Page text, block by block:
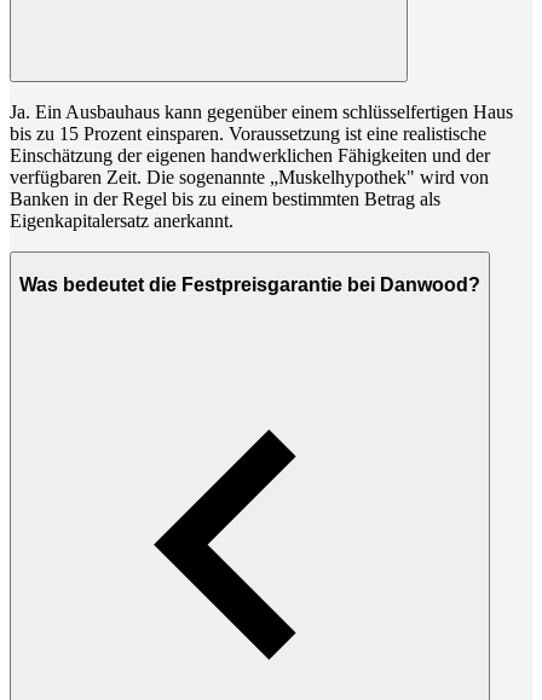
Ja. Ein Ausbauhaus kann gegenüber einem schlüsselfertigen Haus
bis zu 15 Prozent einsparen. Voraussetzung ist eine realistische
Einschätzung der eigenen handwerklichen Fähigkeiten und der
verfügbaren Zeit. Die sogenannte „Muskelhypothek" wird von
Banken in der Regel bis zu einem bestimmten Betrag als
Eigenkapitalersatz anerkannt.
Was bedeutet die Festpreisgarantie bei Danwood?